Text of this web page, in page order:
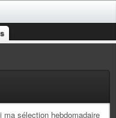
sélection hebdomadaire